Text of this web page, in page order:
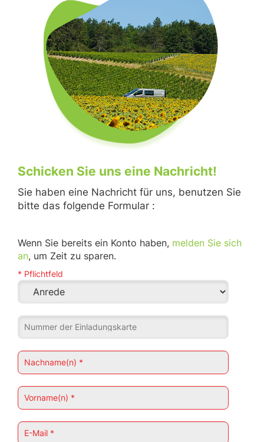
Schicken Sie uns eine Nachricht!
Sie haben eine Nachricht für uns, benutzen Sie
bitte das folgende Formular :
Wenn Sie bereits ein Konto haben, melden Sie sich
an, um Zeit zu sparen.
* Pflichtfeld
Nummer der Einladungskarte
Nachname(n) *
Vorname(n) *
E-Mail *